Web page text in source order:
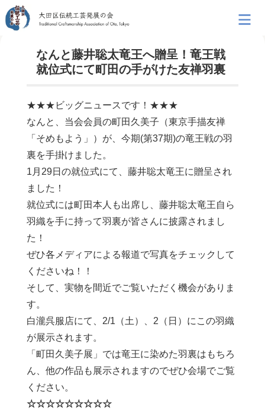
なんと藤井聡太竜王へ贈呈！竜王戦
就位式にて町田の手がけた友禅羽裏
★★★ビッグニュースです！★★★
なんと、当会会員の町田久美子（東京手描友禅
「そめもよう」）が、今期(第37期)の竜王戦の羽
裏を手掛けました。
1月29日の就位式にて、藤井聡太竜王に贈呈され
ました！
就位式には町田本人も出席し、藤井聡太竜王自ら
羽織を手に持って羽裏が皆さんに披露されまし
た！
ぜひ各メディアによる報道で写真をチェックして
くださいね！！
そして、実物を間近でご覧いただく機会がありま
す。
白瀧呉服店にて、2/1（土）、2（日）にこの羽織
が展示されます。
「町田久美子展」では竜王に染めた羽裏はもちろ
ん、他の作品も展示されますのでぜひ会場でご覧
ください。
☆☆☆☆☆☆☆☆☆